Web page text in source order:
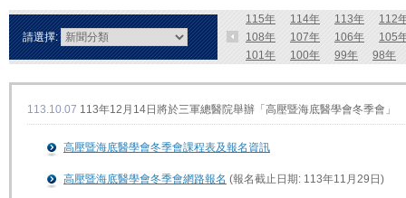
請選擇:
115年 114年 113年
112
108年
107年 106年
105
101年
100年 99年 98年
113.10.07 113年12月14日將於三軍總醫院舉辦「高壓暨海底醫學會冬季會」
高壓暨海底醫學會冬季會課程表及報名資訊
高壓暨海底醫學會冬季會網路報名 (報名截止日期: 113年11月29日)